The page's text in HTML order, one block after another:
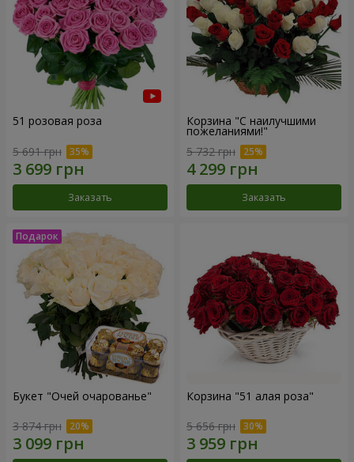
51 розовая роза
5 691 грн
Заказать
Корзина "С наилучшими
пожеланиями!"
5 732 грн
Заказать
Букет "Очей очарованье"
3 874 грн
Корзина "51 алая роза"
5 656 грн